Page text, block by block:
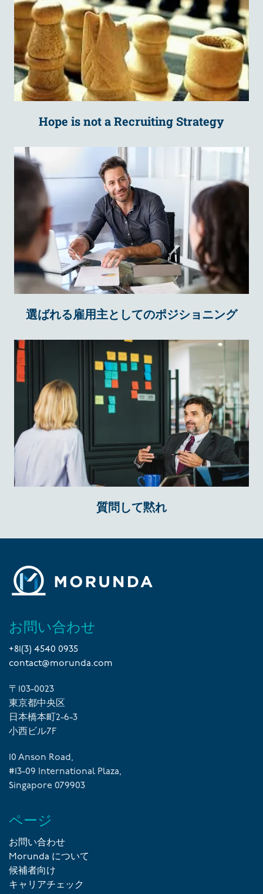
Hope is not a Recruiting Strategy
選ばれる雇用主としてのポジショニング
質問して黙れ
お問い合わせ
+81(3) 4540 0935
contact@morunda.com
〒103-0023
東京都中央区
日本橋本町2-6-3
小西ビル7F
10 Anson Road,
#13-09 International Plaza,
Singapore 079903
ページ
お問い合わせ
Morunda について
候補者向け
キャリアチェック